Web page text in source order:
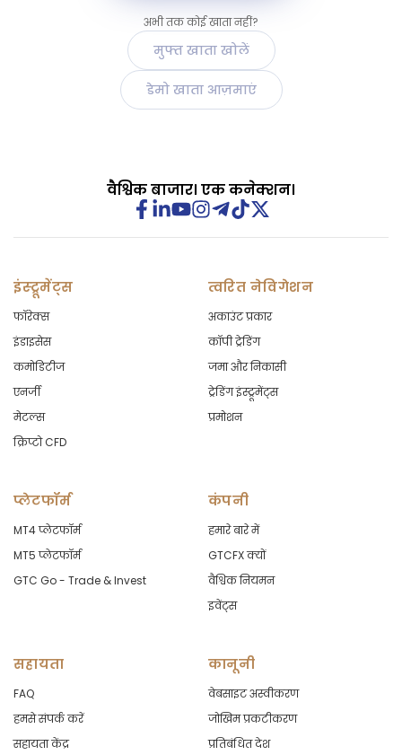
अभी तक कोई खाता नहीं?
मुफ्त खाता खोलें
डेमो खाता आज़माएं
वैश्विक बाजार। एक कनेक्शन।
इंस्ट्रूमेंट्स
फॉरेक्स
इंडाइसेस
कमोडिटीज
एनर्जी
मेटल्स
क्रिप्टो CFD
त्वरित नेविगेशन
अकाउंट प्रकार
कॉपी ट्रेडिंग
जमा और निकासी
ट्रेडिंग इंस्ट्रूमेंट्स
प्रमोशन
प्लेटफॉर्म
MT4 प्लेटफॉर्म
MT5 प्लेटफॉर्म
GTC Go - Trade & Invest
कंपनी
हमारे बारे में
GTCFX क्यों
वैश्विक नियमन
इवेंट्स
सहायता
FAQ
हमसे संपर्क करें
सहायता केंद्र
कानूनी
वेबसाइट अस्वीकरण
जोखिम प्रकटीकरण
प्रतिबंधित देश